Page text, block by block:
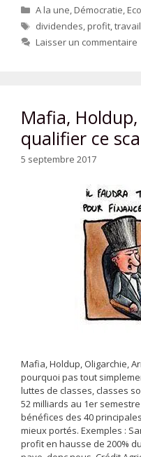
Catégories
A la une,Démocratie,
Étiquettes
dividendes,profit,travail
Laisser un commentaire
Mafia,
qualifier ce
5 septembre 2017
Mafia, Holdup, Oligarchie,
pourquoi pas tout
luttes de classes, classes
52 milliards au 1er
bénéfices des 40
mieux portés. Exemples :
profit en hausse de 200%